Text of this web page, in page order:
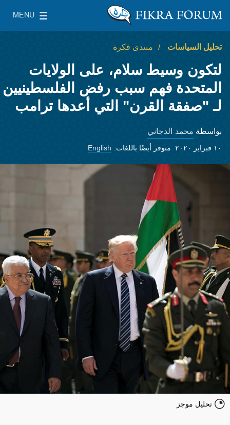
معهد واشنطن لسياسات الشرق الأدنى
MENU
Main Menu
تحليل السياسات منتدى فكرة
لتكون وسيط سلام، على الولايات
المتحدة فهم سبب رفض الفلسطينيين
لـ "صفقة القرن" التي أعدها ترامب
بواسطة محمد الدجاني
١٠ فبراير ٢٠٢٠ متوفر أيضًا باللغات: English
تحليل موجز